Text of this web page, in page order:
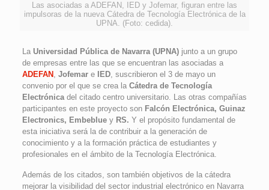
Las asociadas a ADEFAN, IED y Jofemar, figuran entre las
impulsoras de la nueva Cátedra de Tecnología Electrónica de la
UPNA. (Foto: cedida).
La Universidad Pública de Navarra (UPNA)junto a un grupo
de empresas entre las que se encuentran las asociadas a
ADEFAN , Jofemare IED, suscribieron el 3 de mayo un
convenio por el que se crea la Cátedra de Tecnología
Electrónicadel citado centro universitario. Las otras compañías
participantes en este proyecto son Falcón Electrónica, Guinaz
Electronics, Embebluey RS. Y el propósito fundamental de
esta iniciativa será la de contribuir a la generación de
conocimiento y a la formación práctica de estudiantes y
profesionales en el ámbito de la Tecnología Electrónica.
Además de los citados, son también objetivos de la cátedra
mejorar la visibilidad del sector industrial electrónico en Navarra